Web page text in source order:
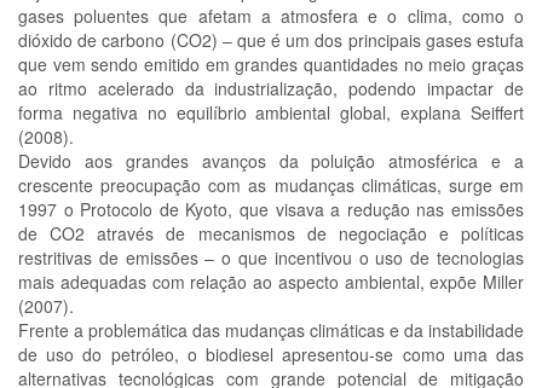
gases poluentes que afetam a atmosfera e o clima, como o
dióxido de carbono (CO2) – que é um dos principais gases estufa
que vem sendo emitido em grandes quantidades no meio graças
ao ritmo acelerado da industrialização, podendo impactar de
forma negativa no equilíbrio ambiental global, explana Seiffert
(2008).
Devido aos grandes avanços da poluição atmosférica e a
crescente preocupação com as mudanças climáticas, surge em
1997 o Protocolo de Kyoto, que visava a redução nas emissões
de CO2 através de mecanismos de negociação e políticas
restritivas de emissões – o que incentivou o uso de tecnologias
mais adequadas com relação ao aspecto ambiental, expõe Miller
(2007).
Frente a problemática das mudanças climáticas e da instabilidade
de uso do petróleo, o biodiesel apresentou-se como uma das
alternativas tecnológicas com grande potencial de mitigação